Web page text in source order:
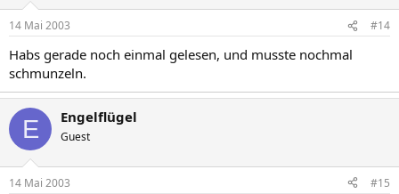
14 Mai 2003 #14
Habs gerade noch einmal gelesen, und musste nochmal
schmunzeln.
E Engelflügel
Guest
14 Mai 2003 #15